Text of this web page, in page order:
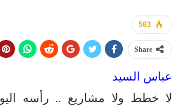
583
Share
عباس السيد
لا خطط ولا مشاريع .. رأسه